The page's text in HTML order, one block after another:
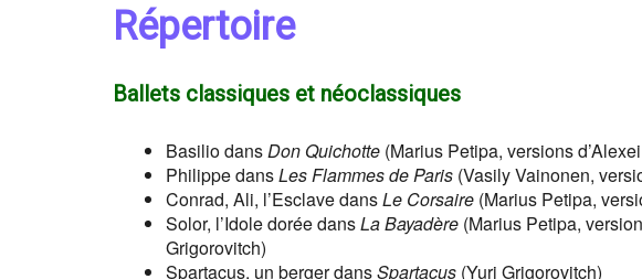
Répertoire
Ballets classiques et néoclassiques
Basilio dans Don Quichotte (Marius Petipa, versions
Philippe dansLes Flammes de Paris (Vasily Vainonen,
Conrad, Ali, l’Esclave dansLe Corsaire (Marius Petipa,
Solor, l’Idole dorée dansLa Bayadère (Marius Petipa,
Grigorovitch)
Spartacus, un berger dansSpartacus (Yuri Grigorovitch)